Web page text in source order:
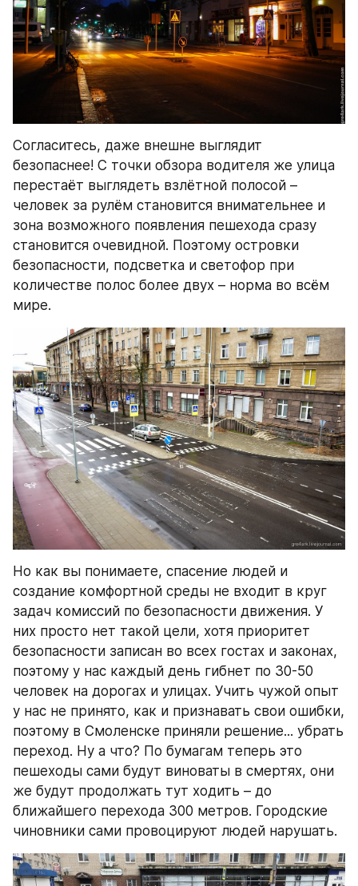
Согласитесь, даже внешне выглядит
безопаснее! С точки обзора водителя же улица
перестаёт выглядеть взлётной полосой –
человек за рулём становится внимательнее и
зона возможного появления пешехода сразу
становится очевидной. Поэтому островки
безопасности, подсветка и светофор при
количестве полос более двух – норма во всём
мире.
Но как вы понимаете, спасение людей и
создание комфортной среды не входит в круг
задач комиссий по безопасности движения. У
них просто нет такой цели, хотя приоритет
безопасности записан во всех гостах и законах,
поэтому у нас каждый день гибнет по 30-50
человек на дорогах и улицах. Учить чужой опыт
у нас не принято, как и признавать свои ошибки,
поэтому в Смоленске приняли решение... убрать
переход. Ну а что? По бумагам теперь это
пешеходы сами будут виноваты в смертях, они
же будут продолжать тут ходить – до
ближайшего перехода 300 метров. Городские
чиновники сами провоцируют людей нарушать.